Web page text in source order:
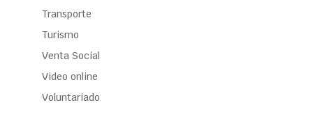
Transporte
Turismo
Venta Social
Video online
Voluntariado